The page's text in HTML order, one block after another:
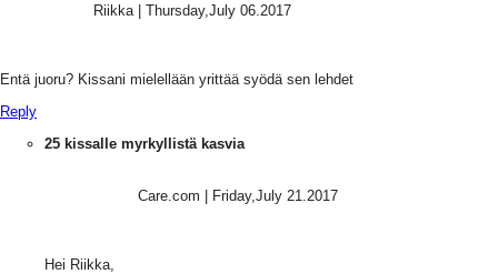
Riikka| Thursday,July 06.2017
Entä juoru? Kissani mielellään yrittää syödä sen lehdet
Reply
25 kissalle myrkyllistä kasvia
Care.com Friday,July 21.2017
Hei Riikka,